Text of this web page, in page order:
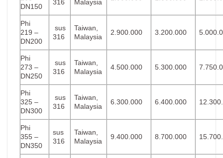
DN150
316
Malaysia
Phi
219 –
DN200
sus
316
Taiwan,
Malaysia
2.900.000 3.200.000
Phi
273 –
DN250
sus
316
Taiwan,
Malaysia
4.500.000 5.300.000
Phi
325 –
DN300
sus
316
Taiwan,
Malaysia
6.300.000 6.400.000
Phi
355 –
DN350
sus
316
Taiwan,
Malaysia
9.400.000 8.700.000